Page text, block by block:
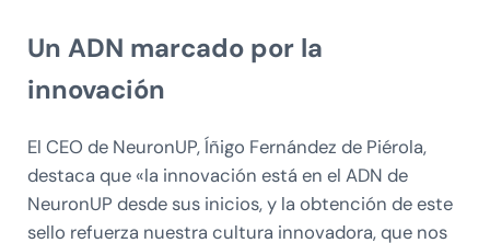
Un ADN marcado por la
innovación
El CEO de NeuronUP, Íñigo Fernández de Piérola,
destaca que «la innovación está en el ADN de
NeuronUP desde sus inicios, y la obtención de este
sello refuerza nuestra cultura innovadora, que nos